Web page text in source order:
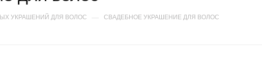
УКРАШЕНИЙ ДЛЯ ВОЛОС — СВАДЕБНОЕ УКРАШЕНИЕ ДЛЯ ВОЛОС